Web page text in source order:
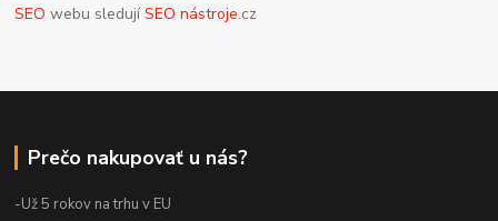
SEO webu sledujíSEO nástroje.cz
Prečo nakupovať u nás?
-Už 5 rokov na trhu v EU